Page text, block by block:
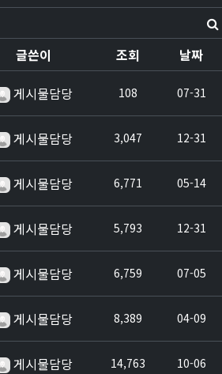
글쓴이 조회 날짜
게시물담당 108 07-31
게시물담당 3,047 12-31
게시물담당 6,771 05-14
게시물담당 5,793 12-31
게시물담당 6,759 07-05
게시물담당 8,389 04-09
게시물담당 14,763 10-06